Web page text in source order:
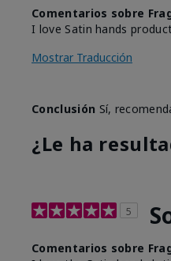
Comentarios sobre
I love Satin hands
Mostrar Traducción
Conclusión Sí,
¿Le ha
5
Comentarios sobre